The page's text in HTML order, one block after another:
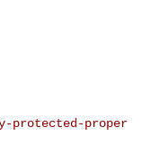
protected-proper